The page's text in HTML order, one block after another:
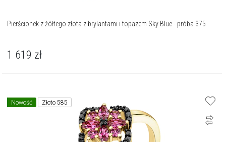
Pierścionek z żółtego złota z brylantami i topazem Sky Blue - próba 375
1 619 zł
Nowość Złoto 585